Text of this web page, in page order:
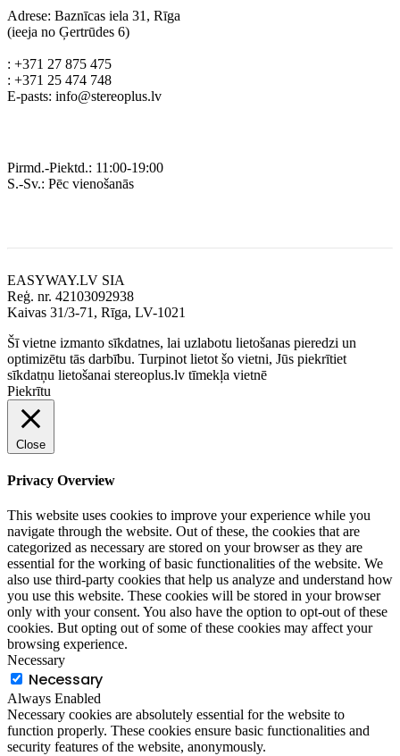
Adrese: Baznīcas iela 31, Rīga
(ieeja no Ģertrūdes 6)
: +371 27 875 475
: +371 25 474 748
E-pasts: info@stereoplus.lv
Pirmd.-Piektd.: 11:00-19:00
S.-Sv.: Pēc vienošanās
EASYWAY.LV SIA
Reģ. nr. 42103092938
Kaivas 31/3-71, Rīga, LV-1021
Šī vietne izmanto sīkdatnes, lai uzlabotu lietošanas pieredzi un
optimizētu tās darbību. Turpinot lietot šo vietni, Jūs piekrītiet
sīkdatņu lietošanai stereoplus.lv tīmekļa vietnē
Piekrītu
Close
Privacy Overview
This website uses cookies to improve your experience while you
navigate through the website. Out of these, the cookies that are
categorized as necessary are stored on your browser as they are
essential for the working of basic functionalities of the website. We
also use third-party cookies that help us analyze and understand how
you use this website. These cookies will be stored in your browser
only with your consent. You also have the option to opt-out of these
cookies. But opting out of some of these cookies may affect your
browsing experience.
Necessary
Necessary
Always Enabled
Necessary cookies are absolutely essential for the website to
function properly. These cookies ensure basic functionalities and
security features of the website, anonymously.